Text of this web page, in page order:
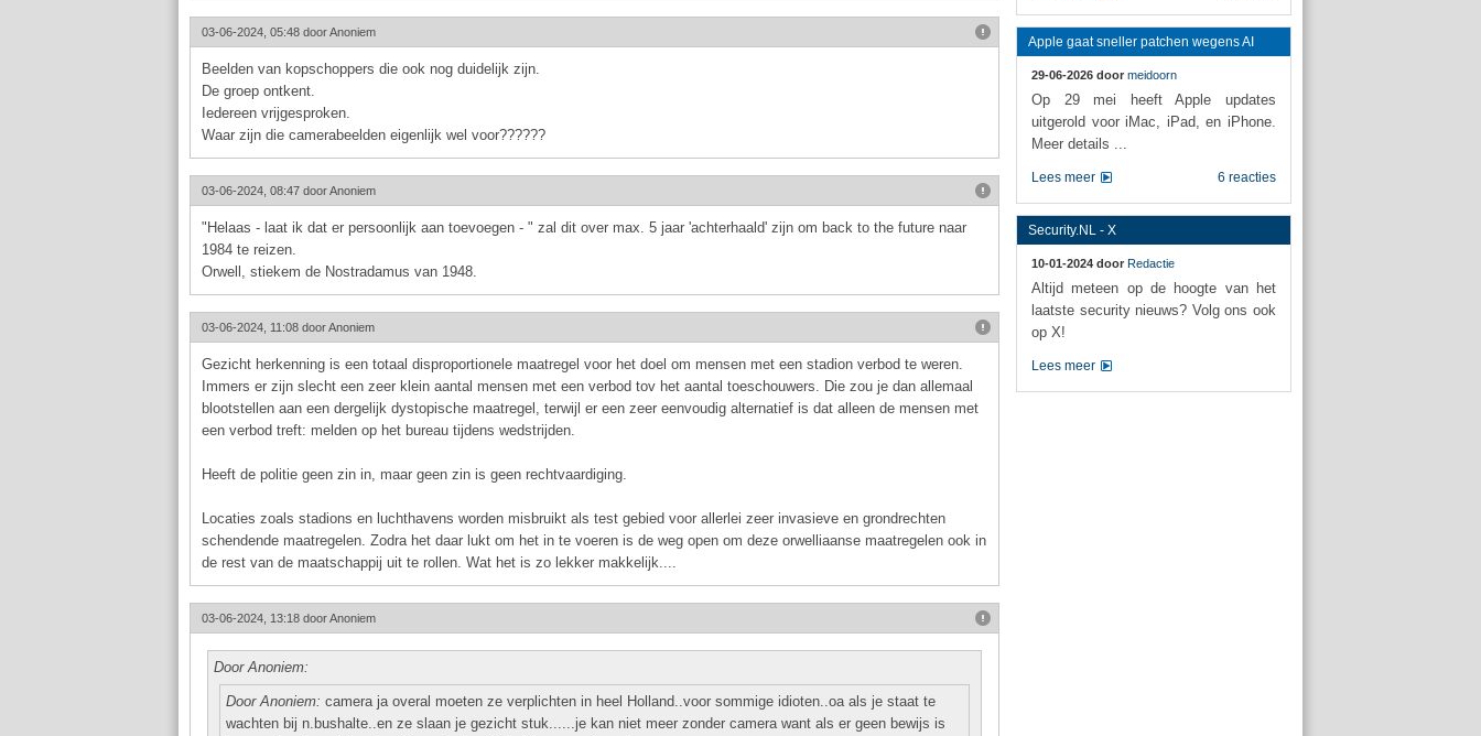
03-06-2024, 05:48 doorAnoniem
Beelden van kopschoppers die ook nog duidelijk zijn.
De groep ontkent.
Iedereen vrijgesproken.
Waar zijn die camerabeelden eigenlijk wel voor??????
03-06-2024, 08:47 doorAnoniem
"Helaas - laat ik dat er persoonlijk aan toevoegen - " zal dit over max. 5 jaar 'achterhaald' zijn om back to the future naar
1984 te reizen.
Orwell, stiekem de Nostradamus van 1948.
03-06-2024, 11:08 doorAnoniem
Gezicht herkenning is een totaal disproportionele maatregel voor het doel om mensen met een stadion verbod te weren.
Immers er zijn slecht een zeer klein aantal mensen met een verbod tov het aantal toeschouwers. Die zou je dan allemaal
blootstellen aan een dergelijk dystopische maatregel, terwijl er een zeer eenvoudig alternatief is dat alleen de mensen met
een verbod treft: melden op het bureau tijdens wedstrijden.
Heeft de politie geen zin in, maar geen zin is geen rechtvaardiging.
Locaties zoals stadions en luchthavens worden misbruikt als test gebied voor allerlei zeer invasieve en grondrechten
schendende maatregelen. Zodra het daar lukt om het in te voeren is de weg open om deze orwelliaanse maatregelen ook in
de rest van de maatschappij uit te rollen. Wat het is zo lekker makkelijk....
03-06-2024, 13:18 doorAnoniem
Door Anoniem:
Door Anoniem: camera ja overal moeten ze verplichten in heel Holland..voor sommige idioten..oa als je staat te
wachten bij n.bushalte..en ze slaan je gezicht stuk......je kan niet meer zonder camera want als er geen bewijs is
Apple gaat sneller patchen wegens AI
29-06-2026 door meidoorn
Op 29 mei heeft Apple updates
uitgerold voor iMac, iPad, en iPhone.
Meer details ...
6 reacties
Lees meer
Security.NL - X
10-01-2024 door Redactie
Altijd meteen op de hoogte van het
laatste security nieuws? Volg ons ook
op X!
Lees meer